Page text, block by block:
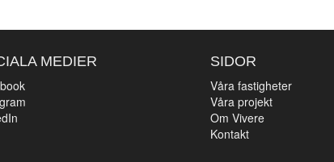
MEDIER
SIDOR
Våra fastigheter
Våra projekt
Om Vivere
Kontakt